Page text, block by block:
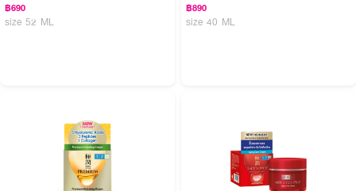
฿690
size 52 ML
฿890
size 40 ML